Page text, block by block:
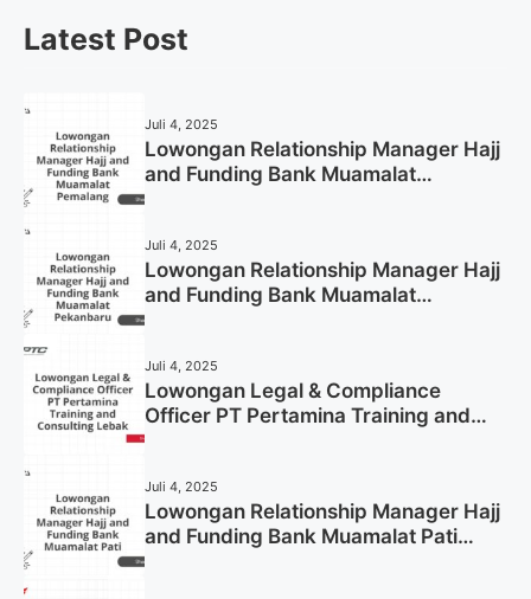
Latest Post
Juli 4, 2025
Lowongan Relationship Manager Hajj
and Funding Bank Muamalat
Juli 4, 2025
Lowongan Relationship Manager Hajj
and Funding Bank Muamalat
Juli 4, 2025
Lowongan Legal & Compliance
Officer PT Pertamina Training and
Juli 4, 2025
Lowongan Relationship Manager Hajj
and Funding Bank Muamalat Pati